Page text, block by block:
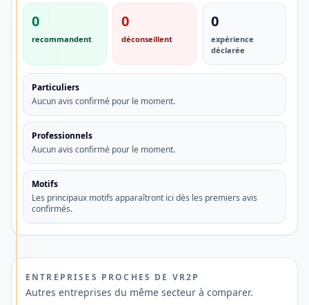
0
recommandent
0
déconseillent
0
expérience
déclarée
Particuliers
Aucun avis confirmé pour le moment.
Professionnels
Aucun avis confirmé pour le moment.
Motifs
Les principaux motifs apparaîtront ici dès les premiers avis
confirmés.
ENTREPRISES PROCHES DE VR2P
Autres entreprises du même secteur à comparer.
SÉLECTION
AVIS
DES
PROS
💳
Découvrez
une
alternative
aux
banques
traditionnelles
recherchez
un
compte
bancaire